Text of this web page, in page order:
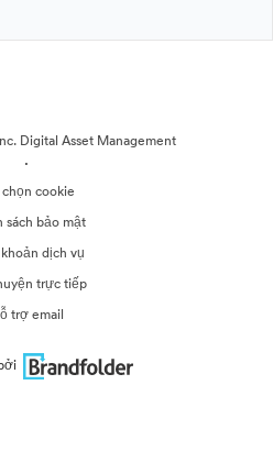
Digital Asset Management
·
chọn cookie
sách bảo mật
dịch vụ
trực tiếp
trợ email